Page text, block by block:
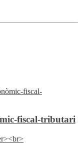
fiscal-tributari